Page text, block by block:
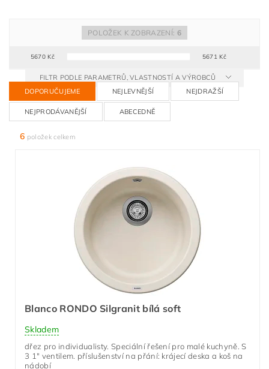
5670Kč 5671 Kč
POLOŽEK K ZOBRAZENÍ: 6
FILTR PODLE PARAMETRŮ, VLASTNOSTÍ A VÝROBCŮ
DOPORUČUJEME
NEJLEVNĚJŠÍ NEJDRAŽŠÍ
NEJPRODÁVANĚJŠÍ ABECEDNĚ
6 položek celkem
Blanco RONDO Silgranit bílá soft
Skladem
dřez pro individualisty. Speciální řešení pro malé kuchyně. S
3 1" ventilem. příslušenství na přání: krájecí deska a koš na
nádobí